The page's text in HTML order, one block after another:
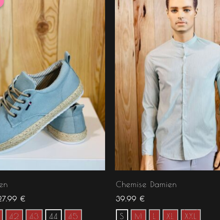
€
27.99 €.
42 43 44 45
Chemise Damien
39.99 €
S M L XL XXL